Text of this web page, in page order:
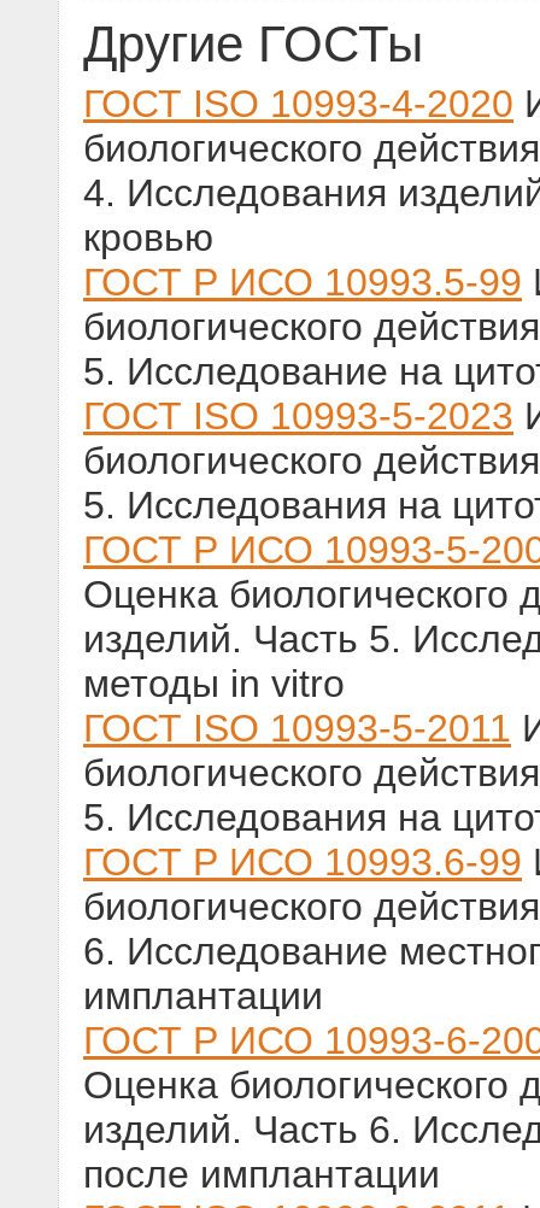
Другие ГОСТы
ГОСТ ISO 10993-4-2020
биологического
4. Исследования
кровью
ГОСТ Р ИСО 10993.5-99
биологического
5. Исследование на
ГОСТ ISO 10993-5-2023
биологического
5. Исследования на
ГОСТ Р ИСО 10993-5-
Оценка биологического
изделий. Часть 5.
методы in vitro
ГОСТ ISO 10993-5-2011
биологического
5. Исследования на
ГОСТ Р ИСО 10993.6-99
биологического
6. Исследование
имплантации
ГОСТ Р ИСО 10993-6-
Оценка биологического
изделий. Часть 6.
после имплантации